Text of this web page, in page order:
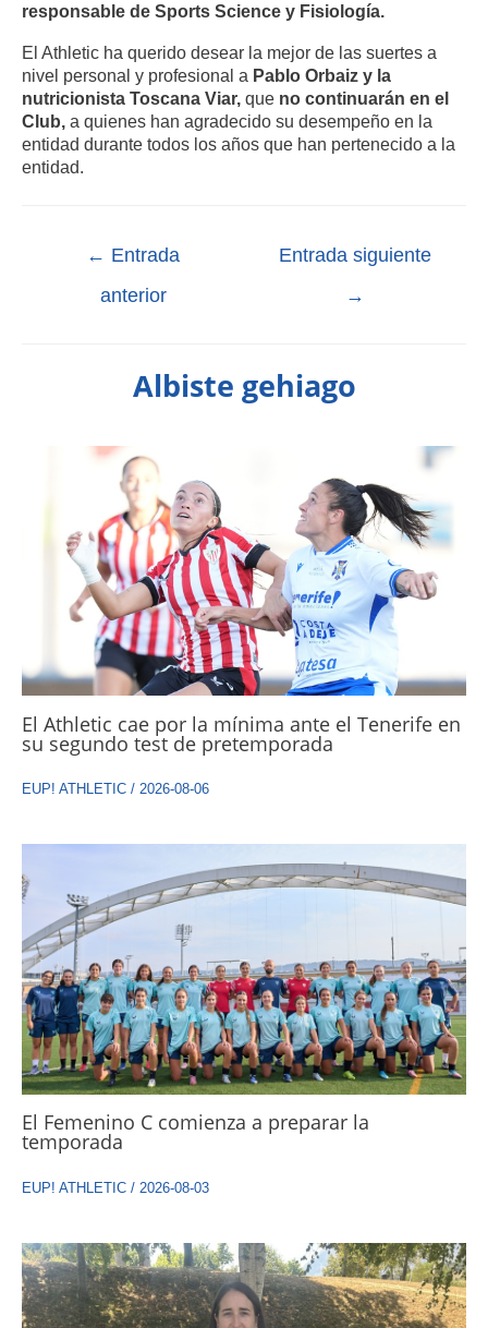
responsable de Sports Science y Fisiología.
El Athletic ha querido desear la mejor de las suertes a
nivel personal y profesional a Pablo Orbaiz y la
nutricionista Toscana Viar, que no continuarán en el
Club, a quienes han agradecido su desempeño en la
entidad durante todos los años que han pertenecido a la
entidad.
← Entrada
anterior
Entrada siguiente
→
Albiste gehiago
El Athletic cae por la mínima ante el Tenerife en
su segundo test de pretemporada
EUP! ATHLETIC / 2026-08-06
El Femenino C comienza a preparar la
temporada
EUP! ATHLETIC / 2026-08-03